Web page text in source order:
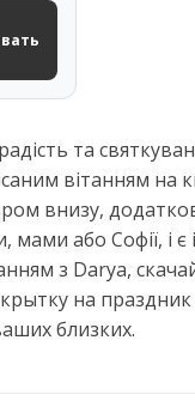
та
вітанням на
внизу,
або Софії, і є
з Darya,
на
близких.